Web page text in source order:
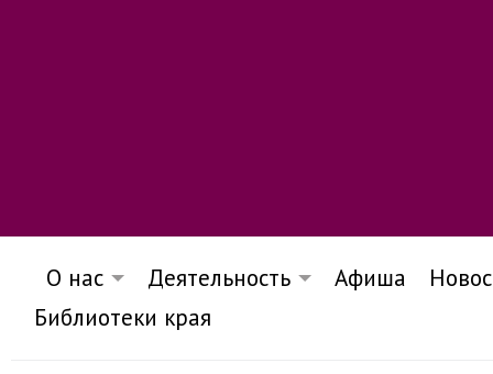
О нас Деятельность Афиша
Библиотеки края